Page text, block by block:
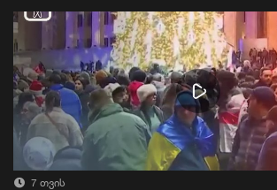
7 თვის